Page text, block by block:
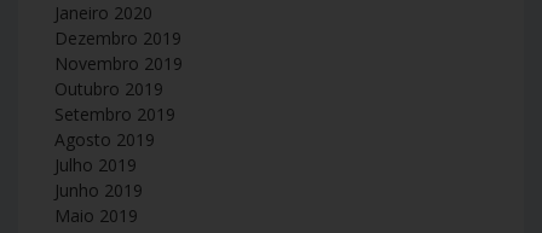
Janeiro 2020
Dezembro 2019
Novembro 2019
Outubro 2019
Setembro 2019
Agosto 2019
Julho 2019
Junho 2019
Maio 2019